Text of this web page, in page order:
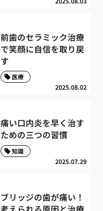
前歯のセラミック治療
で笑顔に自信を取り戻
す
2025.08.02
医療
痛い口内炎を早く治す
ための三つの習慣
2025.07.29
知識
ブリッジの歯が痛い！